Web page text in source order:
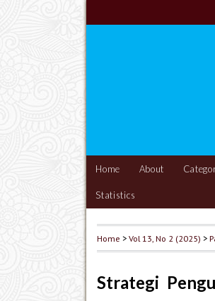
Home About
Statistics
Home >Vol 13, No 2 (2025) >
Strategi